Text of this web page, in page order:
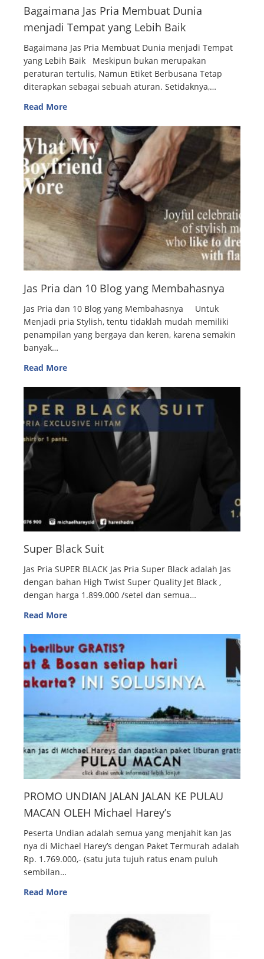
Bagaimana Jas Pria Membuat Dunia
menjadi Tempat yang Lebih Baik
Bagaimana Jas Pria Membuat Dunia menjadi Tempat
yang Lebih Baik Meskipun bukan merupakan
peraturan tertulis, Namun Etiket Berbusana Tetap
diterapkan sebagai sebuah aturan. Setidaknya,…
Read More
Jas Pria dan 10 Blog yang Membahasnya
Jas Pria dan 10 Blog yang Membahasnya Untuk
Menjadi pria Stylish, tentu tidaklah mudah memiliki
penampilan yang bergaya dan keren, karena semakin
banyak…
Read More
Super Black Suit
Jas Pria SUPER BLACK Jas Pria Super Black adalah Jas
dengan bahan High Twist Super Quality Jet Black ,
dengan harga 1.899.000 /setel dan semua…
Read More
PROMO UNDIAN JALAN JALAN KE PULAU
MACAN OLEH Michael Harey’s
Peserta Undian adalah semua yang menjahit kan Jas
nya di Michael Harey’s dengan Paket Termurah adalah
Rp. 1.769.000,- (satu juta tujuh ratus enam puluh
sembilan…
Read More